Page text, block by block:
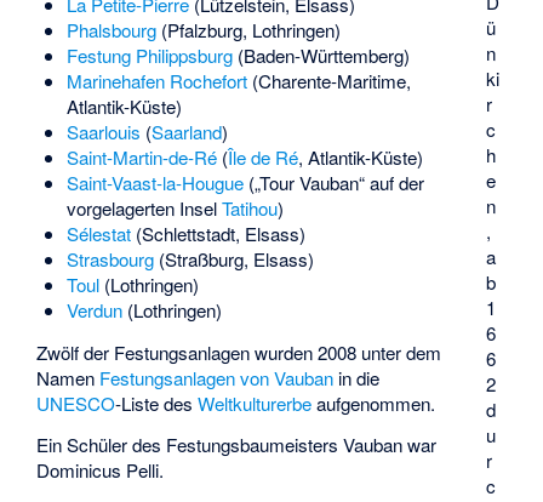
ü
n
ki
r
c
h
e
n
,
a
b
1
6
6
2
d
u
r
c
Phalsbourg(Pfalzburg, Lothringen)
Festung Philippsburg(Baden-Württemberg)
Marinehafen Rochefort(Charente-Maritime,
Atlantik-Küste)
Saarlouis (Saarland)
Saint-Martin-de-Ré(Île de Ré, Atlantik-Küste)
Saint-Vaast-la-Hougue(„Tour Vauban“ auf der
vorgelagerten InselTatihou)
Sélestat(Schlettstadt, Elsass)
Strasbourg(Straßburg, Elsass)
Toul(Lothringen)
Verdun(Lothringen)
Zwölf der Festungsanlagen wurden 2008 unter dem
Namen Festungsanlagen von Vauban in die
UNESCO-Liste desWeltkulturerbeaufgenommen.
Ein Schüler des Festungsbaumeisters Vauban war
Dominicus Pelli.